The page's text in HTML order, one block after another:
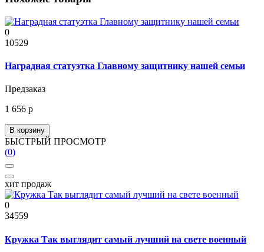
0
10529
Наградная статуэтка Главному защитнику нашей семьи
Предзаказ
1 656 р
В корзину
БЫСТРЫЙ ПРОСМОТР
(0)
хит продаж
0
34559
Кружка Так выглядит самый лучший на свете военный